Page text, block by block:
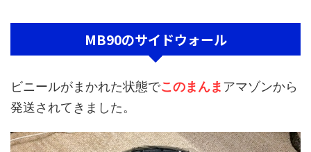
MB90のサイドウォール
ビニールがまかれた状態でこのまんまアマゾンから
発送されてきました。